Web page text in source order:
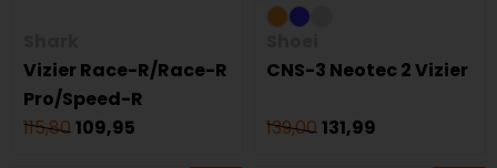
Vizier Race-R/Race-R
Pro/Speed-R
115,80109,95
CNS-3 Neotec 2 Vizier
139,00 131,99